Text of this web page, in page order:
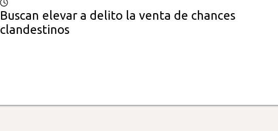
Buscan elevar a delito la venta de chances
clandestinos